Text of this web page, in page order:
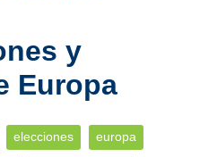
y
Europa
elecciones europa